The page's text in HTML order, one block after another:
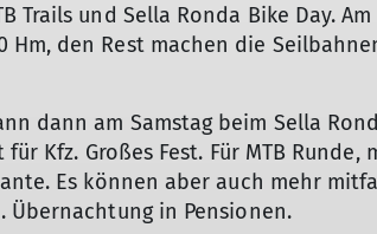
Trails und Sella Ronda Bike Day.
Hm, den Rest machen die
dann am Samstag beim Sella
Kfz. Großes Fest. Für MTB Runde,
Es können aber auch mehr
Übernachtung in Pensionen.